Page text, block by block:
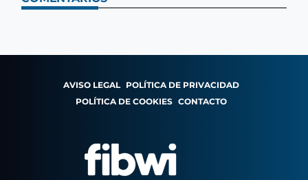
AVISO LEGAL POLÍTICA DE PRIVACIDAD
POLÍTICA DE COOKIES CONTACTO